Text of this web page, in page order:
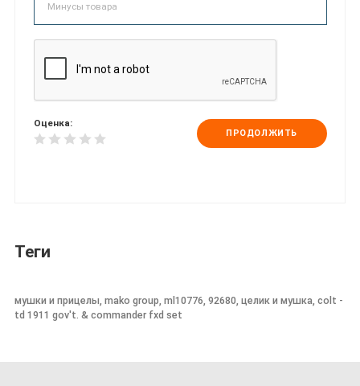
Оценка:
ПРОДОЛЖИТЬ
Теги
мушки и прицелы, mako group, ml10776, 92680, целик и мушка, colt -
td 1911 gov't. & commander fxd set